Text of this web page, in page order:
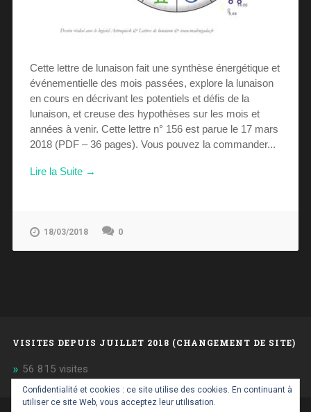
Cette lettre de lunaison fait une synthèse énergétique et
événementielle des mois passées, explore la lunaison
en cours en décrivant les potentiels et défis de la
lunaison, et creuse des hypothèses sur les mois et
années à venir. Cette lettre n° 156 est parue le 17 mars
2018 (PDF – 36 pages). Vous pouvez la commander...
Lire la Suite →
18/03/2018 0
VISITES DEPUIS JUILLET 2018 (CHANGEMENT DE SITE)
56 815 visites
Confidentialité et cookies : ce site utilise des cookies. En continuant à
utiliser ce site Web, vous acceptez leur utilisation.